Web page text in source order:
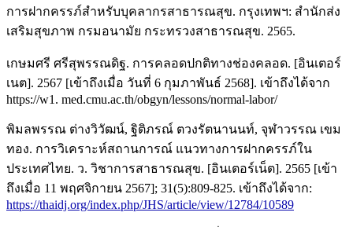
การฝากครรภ์สำหรับบุคลากรสาธารณสุข. กรุงเทพฯ: สำนักส่ง
เสริมสุขภาพ กรมอนามัย กระทรวงสาธารณสุข. 2565.
เกษมศรี ศรีสุพรรณดิฐ. การคลอดปกติทางช่องคลอด. [อินเตอร์
เนต]. 2567 [เข้าถึงเมื่อ วันที่ 6 กุมภาพันธ์ 2568]. เข้าถึงได้จาก
https://w1. med.cmu.ac.th/obgyn/lessons/normal-labor/
พิมลพรรณ ต่างวิวัฒน์, ฐิติภรณ์ ตวงรัตนานนท์, จุฬาวรรณ เขม
ทอง. การวิเคราะห์สถานการณ์ แนวทางการฝากครรภ์ใน
ประเทศไทย. ว. วิชาการสาธารณสุข. [อินเตอร์เน็ต]. 2565 [เข้า
ถึงเมื่อ 11 พฤศจิกายน 2567]; 31(5):809-825. เข้าถึงได้จาก:
https://thaidj.org/index.php/JHS/article/view/12784/10589